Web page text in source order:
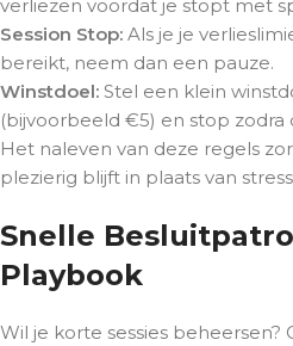
verliezen voordat je stopt met
Session Stop: Als je je
bereikt, neem dan een pauze.
Winstdoel: Stel een klein
(bijvoorbeeld €5) en stop zodra
Het naleven van deze regels
plezierig blijft in plaats van
Snelle
Playbook
Wil je korte sessies